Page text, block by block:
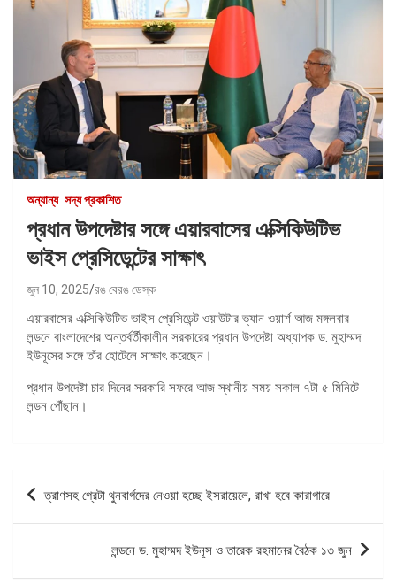
অন্যান্য সদ্য প্রকাশিত
প্রধান উপদেষ্টার সঙ্গে এয়ারবাসের এক্সিকিউটিভ
ভাইস প্রেসিডেন্টের সাক্ষাৎ
জুন 10, 2025 রঙ বেরঙ ডেস্ক
এয়ারবাসের এক্সিকিউটিভ ভাইস প্রেসিডেন্ট ওয়াউটার ভ্যান ওয়ার্শ আজ মঙ্গলবার
লন্ডনে বাংলাদেশের অন্তর্বর্তীকালীন সরকারের প্রধান উপদেষ্টা অধ্যাপক ড. মুহাম্মদ
ইউনূসের সঙ্গে তাঁর হোটেলে সাক্ষাৎ করেছেন।
প্রধান উপদেষ্টা চার দিনের সরকারি সফরে আজ স্থানীয় সময় সকাল ৭টা ৫ মিনিটে
লন্ডন পৌঁছান।
পোস্ট
ন্যাভিগেশন
ত্রাণসহ গ্রেটা থুনবার্গদের নেওয়া হচ্ছে ইসরায়েলে, রাখা হবে কারাগারে
লন্ডনে ড. মুহাম্মদ ইউনূস ও তারেক রহমানের বৈঠক ১৩ জুন